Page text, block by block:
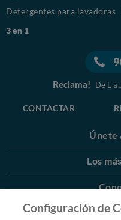
Detergentes para lavadoras
3 en 1
Reclama! De L a
CONTACTAR
Únete
Los
Más
Configuración de